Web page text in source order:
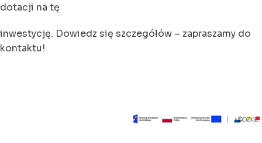
dotacji na tę
inwestycję. Dowiedz się szczegółów – zapraszamy do
kontaktu!